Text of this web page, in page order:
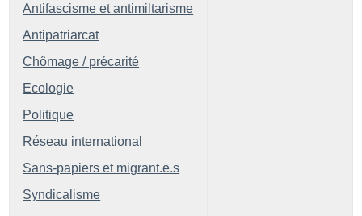
Antifascisme et antimiltarisme
Antipatriarcat
Chômage / précarité
Ecologie
Politique
Réseau international
Sans-papiers et migrant.e.s
Syndicalisme